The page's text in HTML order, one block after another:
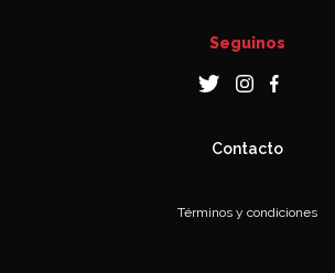
Seguinos
Contacto
Términos y condiciones